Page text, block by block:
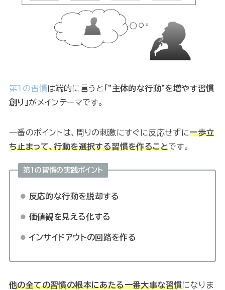
第１の習慣は端的に言うと
「”主体的な行動”を増やす習慣
創り」がメインテーマです。
一番のポイントは、周りの刺激にすぐに反応せずに一歩立
ち止まって、行動を選択する習慣を作ることです。
第1の習慣の実践ポイント
反応的な行動を脱却する
価値観を見える化する
インサイドアウトの回路を作る
他の全ての習慣の根本にあたる一番大事な習慣になりま